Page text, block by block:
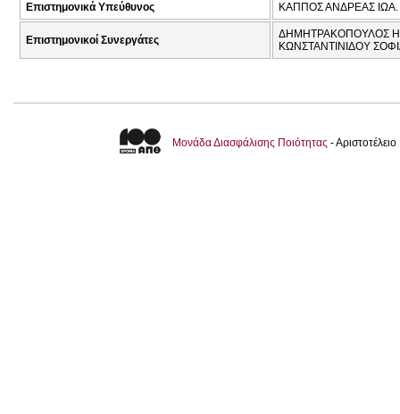
Επιστημονικά Υπεύθυνος ΚΑΠΠΟΣ ΑΝΔΡΕΑΣ ΙΩΑ.
Επιστημονικοί Συνεργάτες
ΔΗΜΗΤΡΑΚΟΠΟΥΛΟΣ
ΚΩΝΣΤΑΝΤΙΝΙΔΟΥ
Μονάδα Διασφάλισης Ποιότητας -